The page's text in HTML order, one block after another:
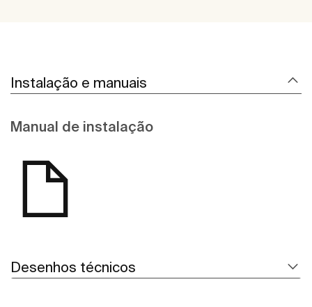
Instalação e manuais
Manual de instalação
Desenhos técnicos